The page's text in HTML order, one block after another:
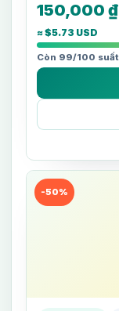
150,000 ₫
≈ $5.73 USD
Còn 99/100 suất
-50%